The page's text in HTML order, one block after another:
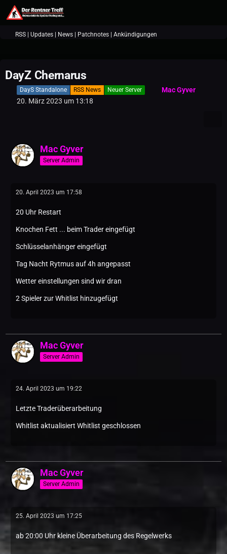
RSS | Updates | News | Patchnotes | Ankündigungen
DayZ Chernarus
DayS Standalone RSS News Neuer Server
Mac Gyver
20. März 2023 um 13:18
Mac Gyver
Server Admin
20. April 2023 um 17:58
20 Uhr Restart
Knochen Fett ... beim Trader eingefügt
Schlüsselanhänger eingefügt
Tag Nacht Rytmus auf 4h angepasst
Wetter einstellungen sind wir dran
2 Spieler zur Whitlist hinzugefügt
Mac Gyver
Server Admin
24. April 2023 um 19:22
Letzte Traderüberarbeitung
Whitlist aktualisiert Whitlist geschlossen
Mac Gyver
Server Admin
25. April 2023 um 17:25
ab 20:00 Uhr kleine Überarbeitung des Regelwerks